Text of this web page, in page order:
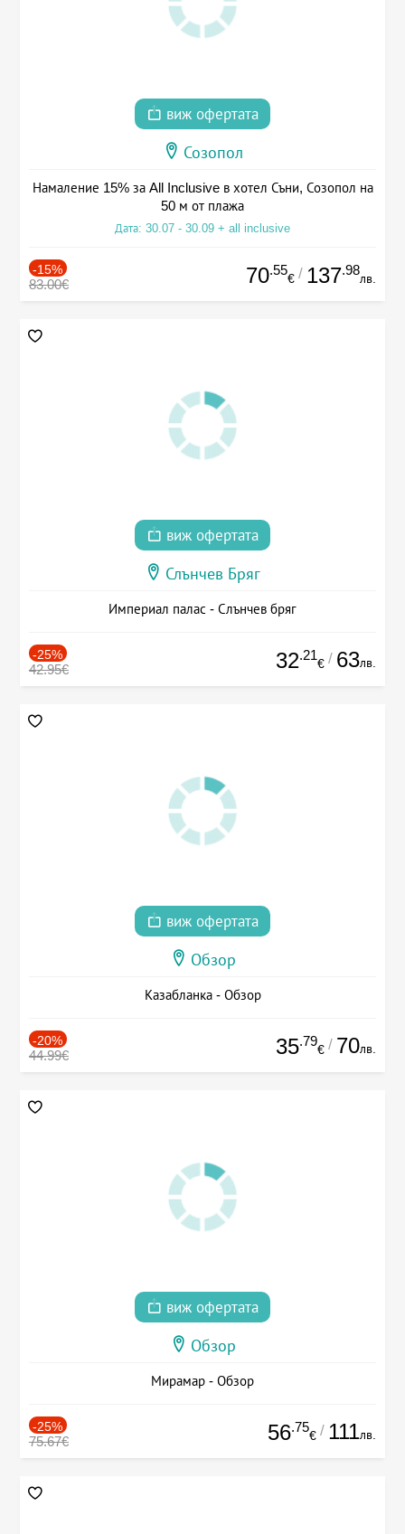
виж офертата
Созопол
Намаление 15% за All Inclusive в хотел Съни, Созопол на
50 м от плажа
Дата: 30.07 - 30.09 + all inclusive
-15%
83.00€ 70.55
€ / 137.98
лв.
виж офертата
Слънчев Бряг
Империал палас - Слънчев бряг
-25%
42.95€ 32.21
€ / 63лв.
виж офертата
Обзор
Казабланка - Обзор
-20%
44.99€ 35.79
€ / 70лв.
виж офертата
Обзор
Мирамар - Обзор
-25%
75.67€ 56.75
€ / 111лв.